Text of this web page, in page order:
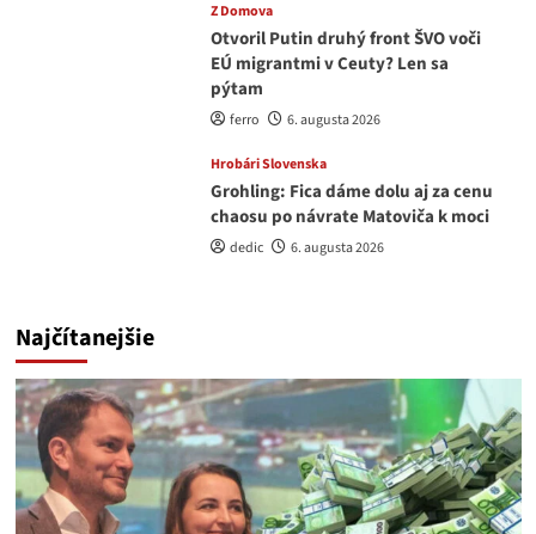
Z Domova
Otvoril Putin druhý front ŠVO voči
EÚ migrantmi v Ceuty? Len sa
pýtam
ferro 6. augusta 2026
Hrobári Slovenska
Grohling: Fica dáme dolu aj za cenu
chaosu po návrate Matoviča k moci
dedic 6. augusta 2026
Najčítanejšie